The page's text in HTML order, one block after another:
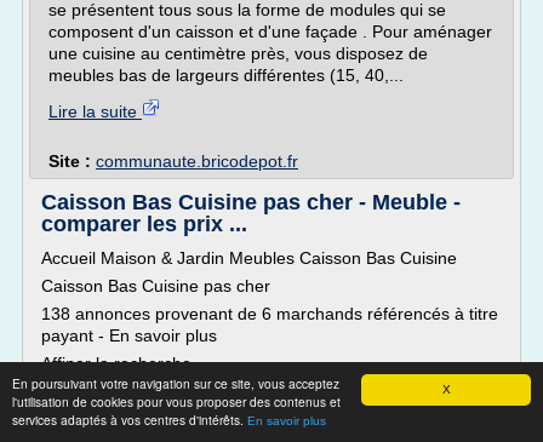
X
En poursuivant votre navigation sur ce site, vous acceptez
l'utilisation de cookies pour vous proposer des contenus et
services adaptés à vos centres d'intérêts. En savoir plus
se présentent tous sous la forme de modules qui se
composent d'un caisson et d'une façade . Pour aménager
une cuisine au centimètre près, vous disposez de
meubles bas de largeurs différentes (15, 40,...
Lire la suite
Site : communaute.bricodepot.fr
Caisson Bas Cuisine pas cher - Meuble -
comparer les prix ...
Accueil Maison & Jardin Meubles Caisson Bas Cuisine
Caisson Bas Cuisine pas cher
138 annonces provenant de 6 marchands référencés à titre
payant - En savoir plus
Affiner la recherche
30 EUR - 50 EUR (10)
50 EUR - 90 EUR (92)